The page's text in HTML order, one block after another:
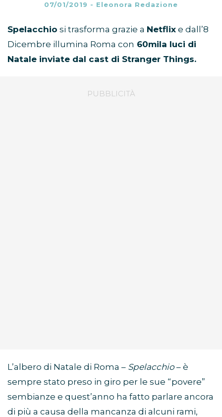
07/01/2019 - Eleonora Redazione
Spelacchio si trasforma grazie a Netflix e dall’8
Dicembre illumina Roma con 60mila luci di
Natale inviate dal cast di Stranger Things.
L’albero di Natale di Roma – Spelacchio– è
sempre stato preso in giro per le sue “povere”
sembianze e quest’anno ha fatto parlare ancora
di più a causa della mancanza di alcuni rami,